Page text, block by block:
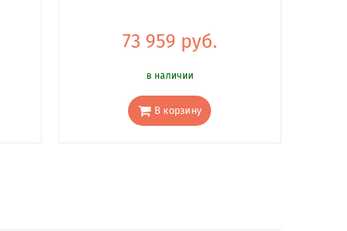
73 959 руб.
в наличии
В корзину